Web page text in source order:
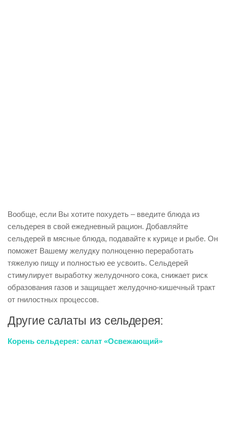
Вообще, если Вы хотите похудеть – введите блюда из
сельдерея в свой ежедневный рацион. Добавляйте
сельдерей в мясные блюда, подавайте к курице и рыбе. Он
поможет Вашему желудку полноценно переработать
тяжелую пищу и полностью ее усвоить. Сельдерей
стимулирует выработку желудочного сока, снижает риск
образования газов и защищает желудочно-кишечный тракт
от гнилостных процессов.
Другие салаты из сельдерея:
Корень сельдерея: салат «Освежающий»